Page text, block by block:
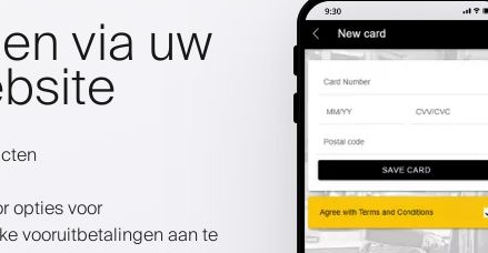
via uw
opties voor
vooruitbetalingen aan te